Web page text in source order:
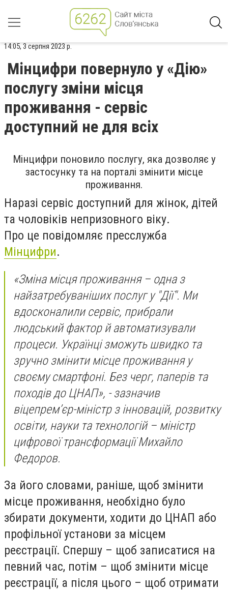
14:05, 3 серпня 2023 р.
Мінцифри повернуло у «Дію»
послугу зміни місця
проживання - сервіс
доступний не для всіх
Мінцифри поновило послугу, яка дозволяє у
застосунку та на порталі змінити місце
проживання.
Наразі сервіс доступний для жінок, дітей
та чоловіків непризовного віку.
Про це повідомляє пресслужба
Мінцифри.
«Зміна місця проживання – одна з
найзатребуваніших послуг у "Дії". Ми
вдосконалили сервіс, прибрали
людський фактор й автоматизували
процеси. Українці зможуть швидко та
зручно змінити місце проживання у
своєму смартфоні. Без черг, паперів та
походів до ЦНАП», - зазначив
віцепрем’єр-міністр з інновацій, розвитку
освіти, науки та технологій – міністр
цифрової трансформації Михайло
Федоров.
За його словами, раніше, щоб змінити
місце проживання, необхідно було
збирати документи, ходити до ЦНАП або
профільної установи за місцем
реєстрації. Спершу – щоб записатися на
певний час, потім – щоб змінити місце
реєстрації, а після цього – щоб отримати